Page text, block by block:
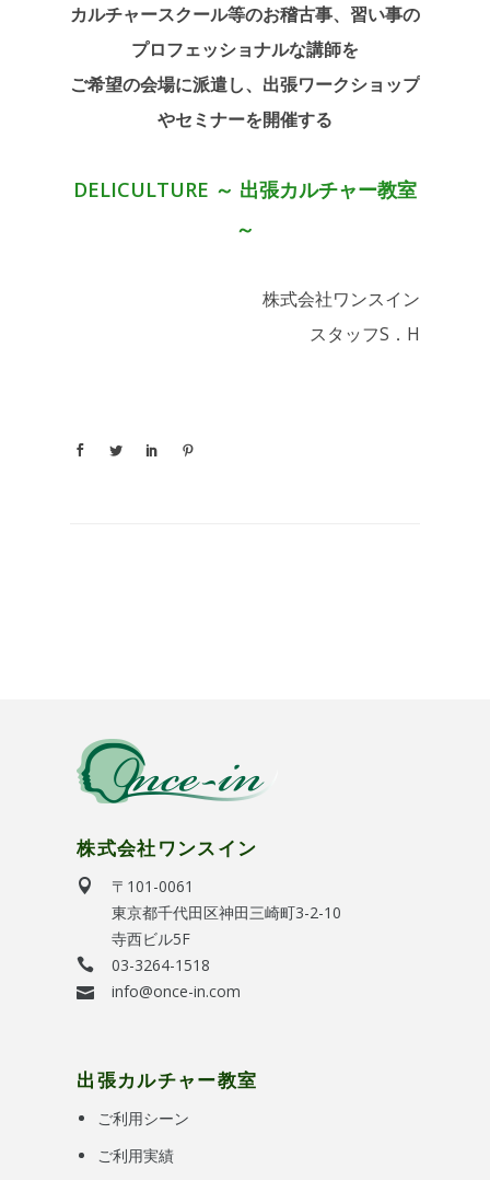
カルチャースクール等のお稽古事、習い事の
プロフェッショナルな講師を
ご希望の会場に派遣し、出張ワークショップ
やセミナーを開催する
DELICULTURE ～ 出張カルチャー教室
～
株式会社ワンスイン
スタッフS．H
株式会社ワンスイン
〒101-0061
東京都千代田区神田三崎町3-2-10
寺西ビル5F
03-3264-1518
info@once-in.com
出張カルチャー教室
ご利用シーン
ご利用実績